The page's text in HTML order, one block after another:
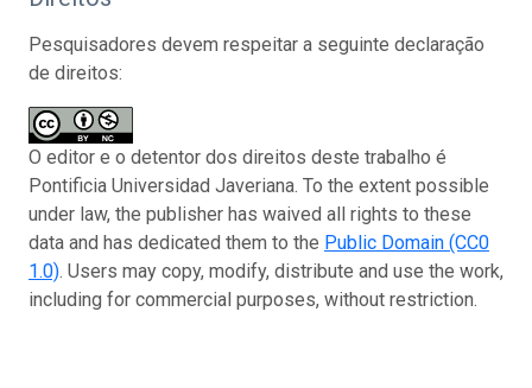
Pesquisadores devem respeitar a seguinte declaração
de direitos:
O editor e o detentor dos direitos deste trabalho é
Pontificia Universidad Javeriana. To the extent possible
under law, the publisher has waived all rights to these
data and has dedicated them to the Public Domain (CC0
1.0). Users may copy, modify, distribute and use the work,
including for commercial purposes, without restriction.